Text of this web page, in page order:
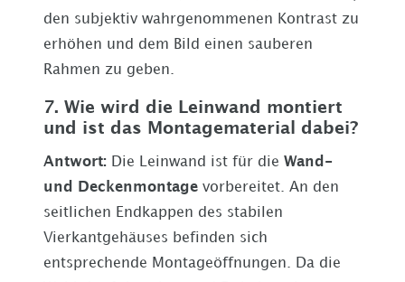
den subjektiv wahrgenommenen Kontrast zu
erhöhen und dem Bild einen sauberen
Rahmen zu geben.
7. Wie wird die Leinwand montiert
und ist das Montagematerial dabei?
Antwort: Die Leinwand ist für die Wand-
und Deckenmontage vorbereitet. An den
seitlichen Endkappen des stabilen
Vierkantgehäuses befinden sich
entsprechende Montageöffnungen. Da die